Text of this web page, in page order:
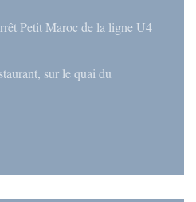
Petit Maroc de la ligne U4
sur le quai du